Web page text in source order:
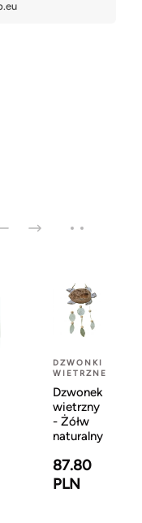
DZWONKI
WIETRZNE
Dzwonek
wietrzny
- Żółw
naturalny
87.80
PLN